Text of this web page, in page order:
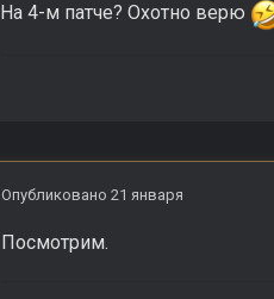
На 4-м патче? Охотно верю
Опубликовано 21 января
Посмотрим.